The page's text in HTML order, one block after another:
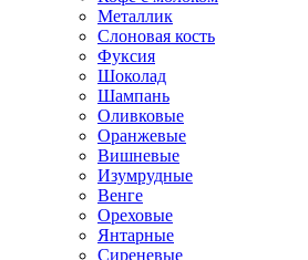
Металлик
Слоновая кость
Фуксия
Шоколад
Шампань
Оливковые
Оранжевые
Вишневые
Изумрудные
Венге
Ореховые
Янтарные
Сиреневые